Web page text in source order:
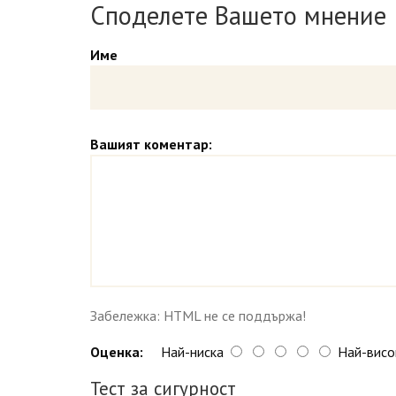
Споделете Вашето мнение
Име
Вашият коментар:
Забележка: HTML не се поддържа!
Оценка: Най-ниска Най-
Тест за сигурност